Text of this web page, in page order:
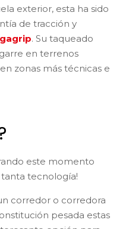
exterior, esta ha sido
de tracción y
. Su taqueado
en terrenos
zonas más técnicas e
este momento
tecnología!
corredor o corredora
pesada estas